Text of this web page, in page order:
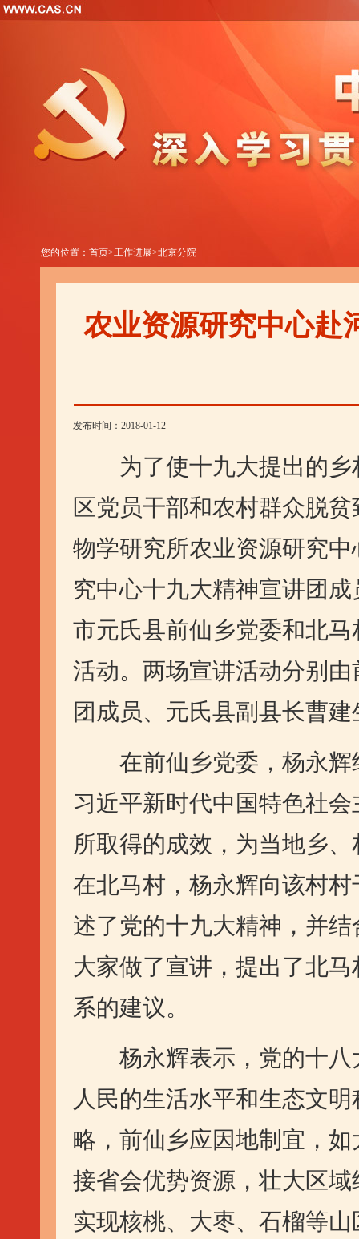
您的位置： 首页>工作进展>北京分院
农业资源研究中心赴
发布时间：2018-01-12
为了使十九大提出的乡
区党员干部和农村群众脱
物学研究所农业资源研究
究中心十九大精神宣讲团
市元氏县前仙乡党委和北
活动。两场宣讲活动分别
团成员、元氏县副县长曹
在前仙乡党委，杨永辉
习近平新时代中国特色社
所取得的成效，为当地乡
在北马村，杨永辉向该村
述了党的十九大精神，并
大家做了宣讲，提出了北
系的建议。
杨永辉表示，党的十八
人民的生活水平和生态文
略，前仙乡应因地制宜，如
接省会优势资源，壮大区
实现核桃、大枣、石榴等